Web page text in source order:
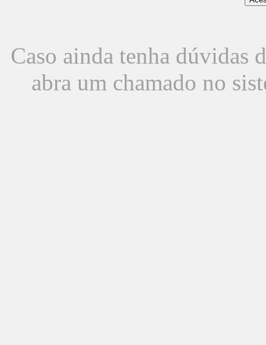
Caso ainda tenha dúvidas
abra um chamado no